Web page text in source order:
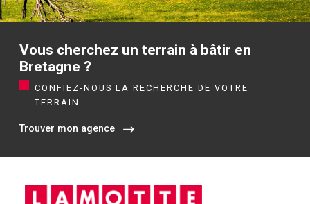
Vous cherchez un terrain à bâtir en
Bretagne ?
CONFIEZ-NOUS LA RECHERCHE DE VOTRE
TERRAIN
Trouver mon agence